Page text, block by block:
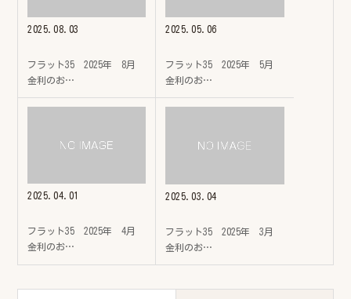
2025.08.03
フラット35 2025年 8月
金利のお…
2025.05.06
フラット35 2025年 5月
金利のお…
2025.04.01
フラット35 2025年 4月
金利のお…
2025.03.04
フラット35 2025年 3月
金利のお…